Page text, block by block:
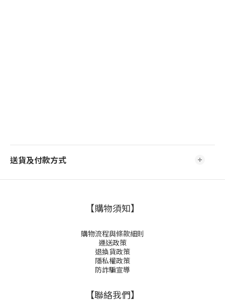
送貨及付款方式
【購物須知】
購物流程與條款細則
運送政策
退換貨政策
隱私權政策
防詐騙宣導
【聯絡我們】